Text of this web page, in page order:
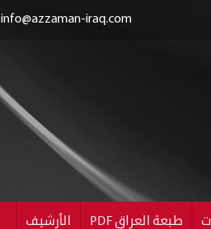
info@azzaman-iraq.com
طبعة العراق PDF الأرشيف